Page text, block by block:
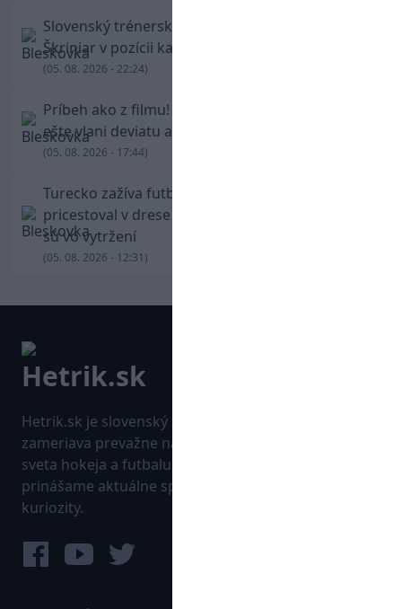
Slovenský trénerský súboj pre Borbélyho,
Škriniar v pozícii kapitána potiahol Fenerbahce
(05. 08. 2026 - 22:24)
Príbeh ako z filmu! Hrdina Slovana Kianga hral
ešte vlani deviatu anglickú ligu
(05. 08. 2026 - 17:44)
Turecko zažíva futbalové šialenstvo! Salah
pricestoval v drese Trabzonsporu, fanúšikovia
sú vo vytržení
(05. 08. 2026 - 12:31)
Hetrik.sk je slovenský športový portál, ktorý sa
zameriava prevažne na najnovšie informácie zo
sveta hokeja a futbalu. Pravidelne na dennej báze
prinášame aktuálne správy, góly, zaujímavosti a
kuriozity.